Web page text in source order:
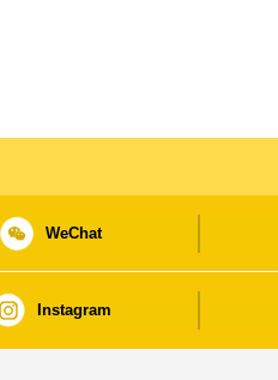
WeChat
Instagram